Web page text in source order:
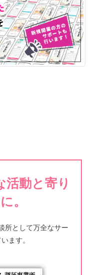
活動と寄り
。
所として万全なサー
ます。